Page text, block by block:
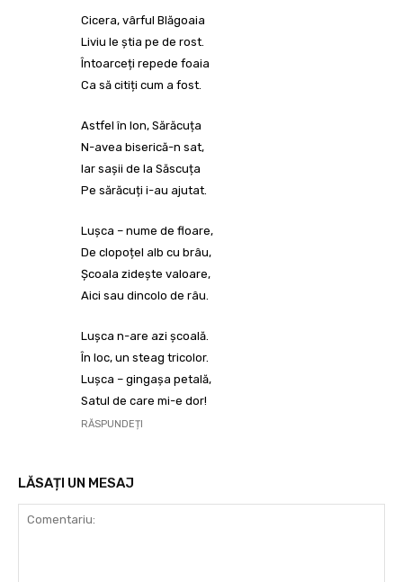
Cicera, vârful Blăgoaia
Liviu le știa pe de rost.
Întoarceți repede foaia
Ca să citiți cum a fost.
Astfel în Ion, Sărăcuța
N-avea biserică-n sat,
Iar sașii de la Săscuța
Pe sărăcuți i-au ajutat.
Lușca – nume de floare,
De clopoțel alb cu brâu,
Școala zidește valoare,
Aici sau dincolo de râu.
Lușca n-are azi școală.
În loc, un steag tricolor.
Lușca – gingașa petală,
Satul de care mi-e dor!
RĂSPUNDEȚI
LĂSAȚI UN MESAJ